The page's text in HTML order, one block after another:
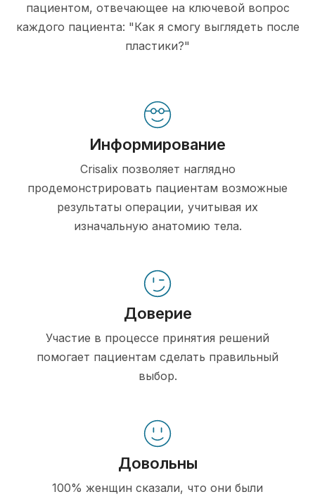
пациентом, отвечающее на ключевой вопрос
каждого пациента: "Как я смогу выглядеть после
пластики?"
Информирование
Crisalix позволяет наглядно
продемонстрировать пациентам возможные
результаты операции, учитывая их
изначальную анатомию тела.
Доверие
Участие в процессе принятия решений
помогает пациентам сделать правильный
выбор.
Довольны
100% женщин сказали, что они были